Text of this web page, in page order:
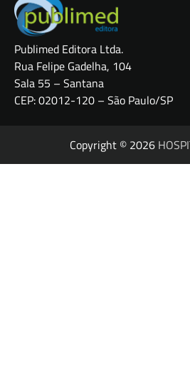
Publimed Editora Ltda.
Rua Felipe Gadelha, 104
Sala 55 – Santana
CEP: 02012-120 – São Paulo/SP
Copyright © 2026